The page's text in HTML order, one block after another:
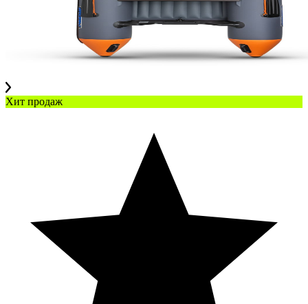
Хит продаж